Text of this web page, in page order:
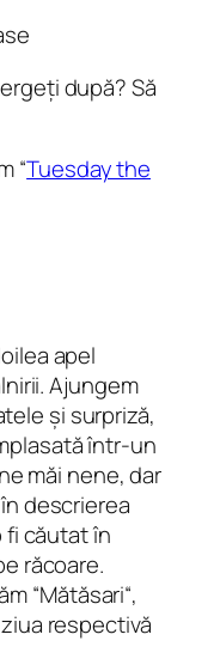
după? Să
“Tuesday the
apel
Ajungem
și surpriză,
într-un
măi nene, dar
descrierea
fi căutat în
răcoare.
“Mătăsari“,
respectivă